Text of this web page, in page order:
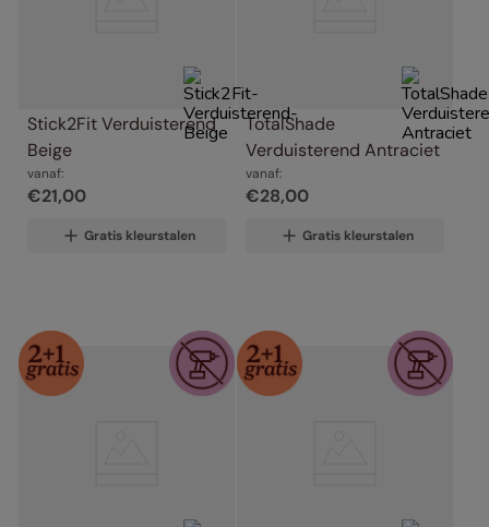
Stick2Fit Verduisterend
Beige
vanaf:
€21,00
Gratis kleurstalen
TotalShade
Verduisterend Antraciet
vanaf:
€28,00
Gratis kleurstalen